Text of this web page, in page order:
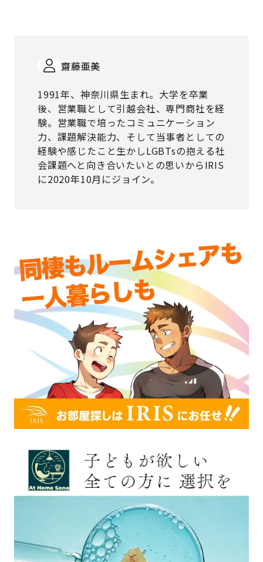
齋藤亜美
1991年、神奈川県生まれ。大学を卒業
後、営業職として引越会社、専門商社を経
験。営業職で培ったコミュニケーション
力、課題解決能力、そして当事者としての
経験や感じたこと生かしLGBTsの抱える社
会課題へと向き合いたいとの思いからIRIS
に2020年10月にジョイン。